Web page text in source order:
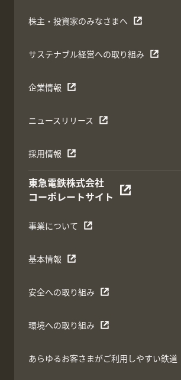
株主・投資家のみなさまへ
サステナブル経営への取り組み
企業情報
ニュースリリース
採用情報
東急電鉄株式会社
コーポレートサイト
事業について
基本情報
安全への取り組み
環境への取り組み
あらゆるお客さまがご利用しやすい鉄道